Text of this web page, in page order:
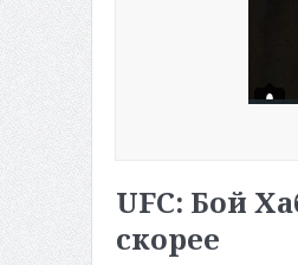
UFC: Бой
скорее